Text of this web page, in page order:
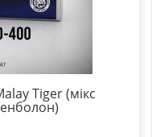
Tiger (мікс